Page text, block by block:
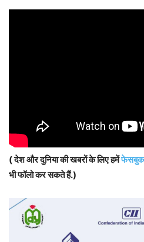
( देश और दुनिया की खबरों के लिए हमेंफेसबुक
भी फॉलो कर सकते हैं.)